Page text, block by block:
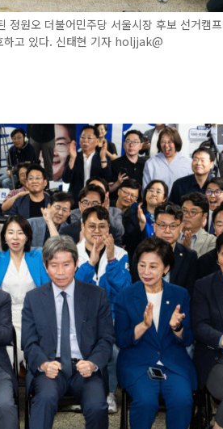
원오 더불어민주당 서울시장 후보 선거캠
하고 있다. 신태현 기자 holjjak@